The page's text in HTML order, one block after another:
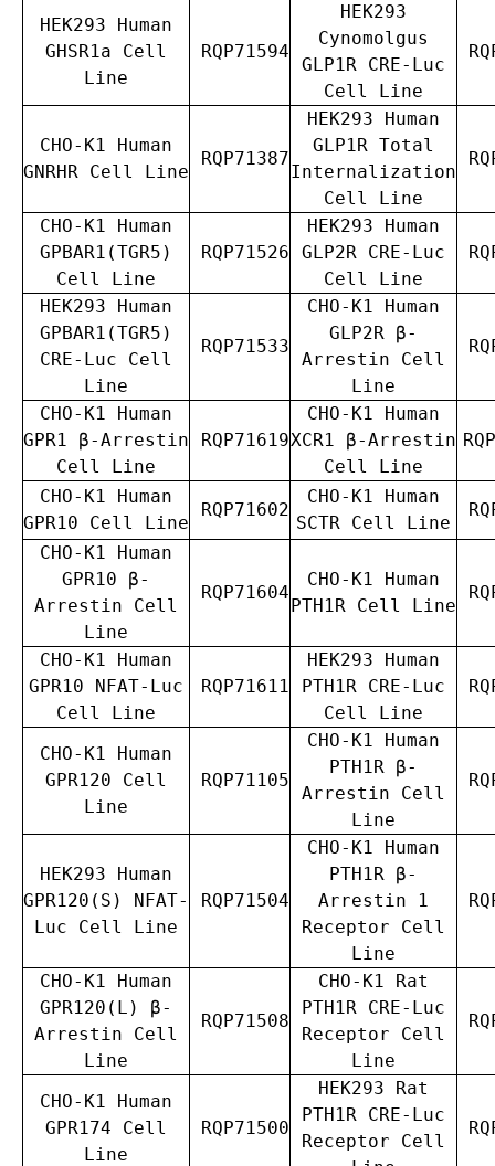
HEK293 Human
GHSR1a Cell
Line
RQP71594
HEK293
Cynomolgus
GLP1R CRE-Luc
Cell Line
CHO-K1 Human
GNRHR Cell Line
RQP71387
HEK293 Human
GLP1R Total
Internalization
Cell Line
CHO-K1 Human
GPBAR1(TGR5)
Cell Line
RQP71526
HEK293 Human
GLP2R CRE-Luc
Cell Line
HEK293 Human
GPBAR1(TGR5)
CRE-Luc Cell
Line
RQP71533
CHO-K1 Human
GLP2R β-
Arrestin Cell
Line
CHO-K1 Human
GPR1 β-Arrestin
Cell Line
RQP71619
CHO-K1 Human
XCR1 β-Arrestin
Cell Line
CHO-K1 Human
GPR10 Cell Line
RQP71602
CHO-K1 Human
SCTR Cell Line
CHO-K1 Human
GPR10 β-
Arrestin Cell
Line
RQP71604
CHO-K1 Human
PTH1R Cell Line
CHO-K1 Human
GPR10 NFAT-Luc
Cell Line
RQP71611
HEK293 Human
PTH1R CRE-Luc
Cell Line
CHO-K1 Human
GPR120 Cell
Line
RQP71105
CHO-K1 Human
PTH1R β-
Arrestin Cell
Line
HEK293 Human
GPR120(S) NFAT-
Luc Cell Line
RQP71504
CHO-K1 Human
PTH1R β-
Arrestin 1
Receptor Cell
Line
CHO-K1 Human
GPR120(L) β-
Arrestin Cell
Line
RQP71508
CHO-K1 Rat
PTH1R CRE-Luc
Receptor Cell
Line
CHO-K1 Human
GPR174 Cell
Line
RQP71500
HEK293 Rat
PTH1R CRE-Luc
Receptor Cell